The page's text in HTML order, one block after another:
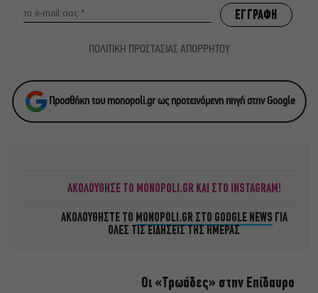
ΠΟΛΙΤΙΚΗ ΠΡΟΣΤΑΣΙΑΣ ΑΠΟΡΡΗΤΟΥ
Προσθήκη του monopoli.gr ως προτεινόμενη πηγή στην Google
ΑΚΟΛΟΥΘΗΣΕ ΤΟ MONOPOLI.GR ΚΑΙ ΣΤΟ INSTAGRAM!
ΑΚΟΛΟΥΘΗΣΤΕ ΤΟ MONOPOLI.GR ΣΤΟ GOOGLE NEWS ΓΙΑ
ΟΛΕΣ ΤΙΣ ΕΙΔΗΣΕΙΣ ΤΗΣ ΗΜΕΡΑΣ
Οι «Τρωάδες» στην Επίδαυρο